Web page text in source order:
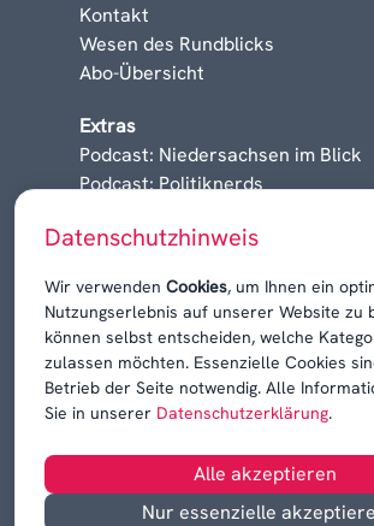
Datenschutzhinweis
Wir verwenden Cookies, um Ihnen ein
Nutzungserlebnis auf unserer Website zu
können selbst entscheiden, welche
zulassen möchten. Essenzielle Cookies
Betrieb der Seite notwendig. Alle
Sie in unserer Datenschutzerklärung.
Alle akzeptieren
Nur essenzielle
Kontakt
Wesen des Rundblicks
Abo-Übersicht
Extras
Podcast: Niedersachsen im Blick
Podcast: Politiknerds
Karrieren, Krisen & Kontroversen